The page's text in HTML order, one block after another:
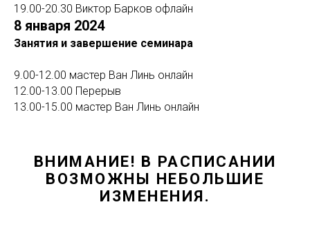
19.00-20.30 Виктор Барков офлайн
8 января 2024
Занятия и завершение семинара
9.00-12.00 мастер Ван Линь онлайн
12.00-13.00 Перерыв
13.00-15.00 мастер Ван Линь онлайн
ВНИМАНИЕ! В РАСПИСАНИИ
ВОЗМОЖНЫ НЕБОЛЬШИЕ
ИЗМЕНЕНИЯ.